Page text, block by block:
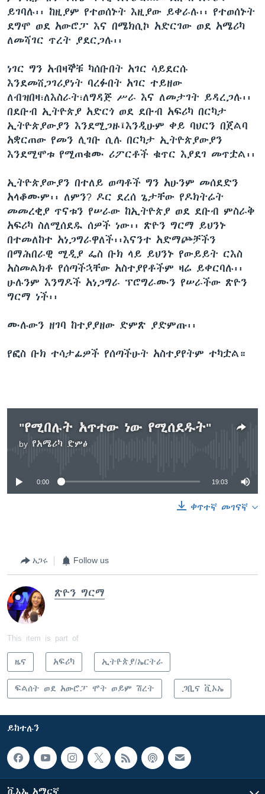
ይገባሉ፡፡ ከዚያም የተወሰኑት እዚያው ይቀራሉ፡፡ የተወሰኑት
ደግሞ ወደ አውሮፓ እና በሜክሲኮ አድርገው ወደ አሜሪካ
ለመሻገር ጥረት ያደርጋሉ፡፡
ነገር ግን አብዛኞቹ ካሰቡበት አገር ሳይደርሱ
እንደመሸጋገሪያነት ባረፉበት አገር ተይዘው
ለብዝበዛ፣ለእስራት፣ለግዳጅ ሥራ እና ለመታገት ይዳረጋሉ፡፡
በደቡብ ኢትዮጵያ አድርጎ ወደ ደቡብ አፍሪካ በርካታ
ኢትዮጵያውያን እንደሚጋዙ፤እንዲሁም ቀይ ባህርን በጀልባ
አቋርጠው የመን ሊገቡ ሲሉ በርካታ ኢትዮጵያውያን
እንደሚሞቱ የሚጠቁሙ ሪፖርቶች ቁጥር እያደገ መጥቷል፡፡
ኢትዮጵያውያን በተለይ ወጣቶች ግን አሁንም መሰደድን
አላቆሙም፡፡ ለምን? ዶር ደረሰ ጌታቸው የዶክትሬት
መመረቂያ ጥናቱን የሠራው ከኢትዮጵያ ወደ ደቡብ ምስራቅ
አፍሪካ ስለሚሰደዱ ሰዎች ነው፡፡ ጽዮን ግርማ ይህንኑ
በተመለከተ አነጋግራዋለች፡፡እናንተ አድማጮቻችን
በማሕበራዊ ሚዲያ ፌስ ቡክ ላይ ይህንኑ የውይይት ርእስ
አስመልክቶ የሰጣችኋቸው አስተያየቶችም ዛሬ ይቀርባሉ፡፡
ሁሉንም እንግዶች አነጋግራ ፕሮግራሙን የሠራችው ጽዮን
ግርማ ነች፡፡
ሙሉውን ዘገባ ከተያያዘው ድምጽ ያድምጡ፡፡
የፎስ ቡክ ተሳታፊዎች የሰጣችሁት አስተያየትም ተካቷል።
"የሚበሉት አጥተው ነው የሚሰደዱት"
by የአሜሪካ ድምፅ
No media source currently available
0:00 19:03
ቀጥተኛ መገናኛ
አጋሩ Follow us
ጽዮን ግርማ
This item is part of
ዜና አፍሪካ ኢትዮጵያ/ኤርትራ
ፍልሰት ወደ አውሮፓ ሞት ወይም ሽረት ጋቢና ቪኦኤ
ይከተሉን
ቪኦኤ አማርኛ